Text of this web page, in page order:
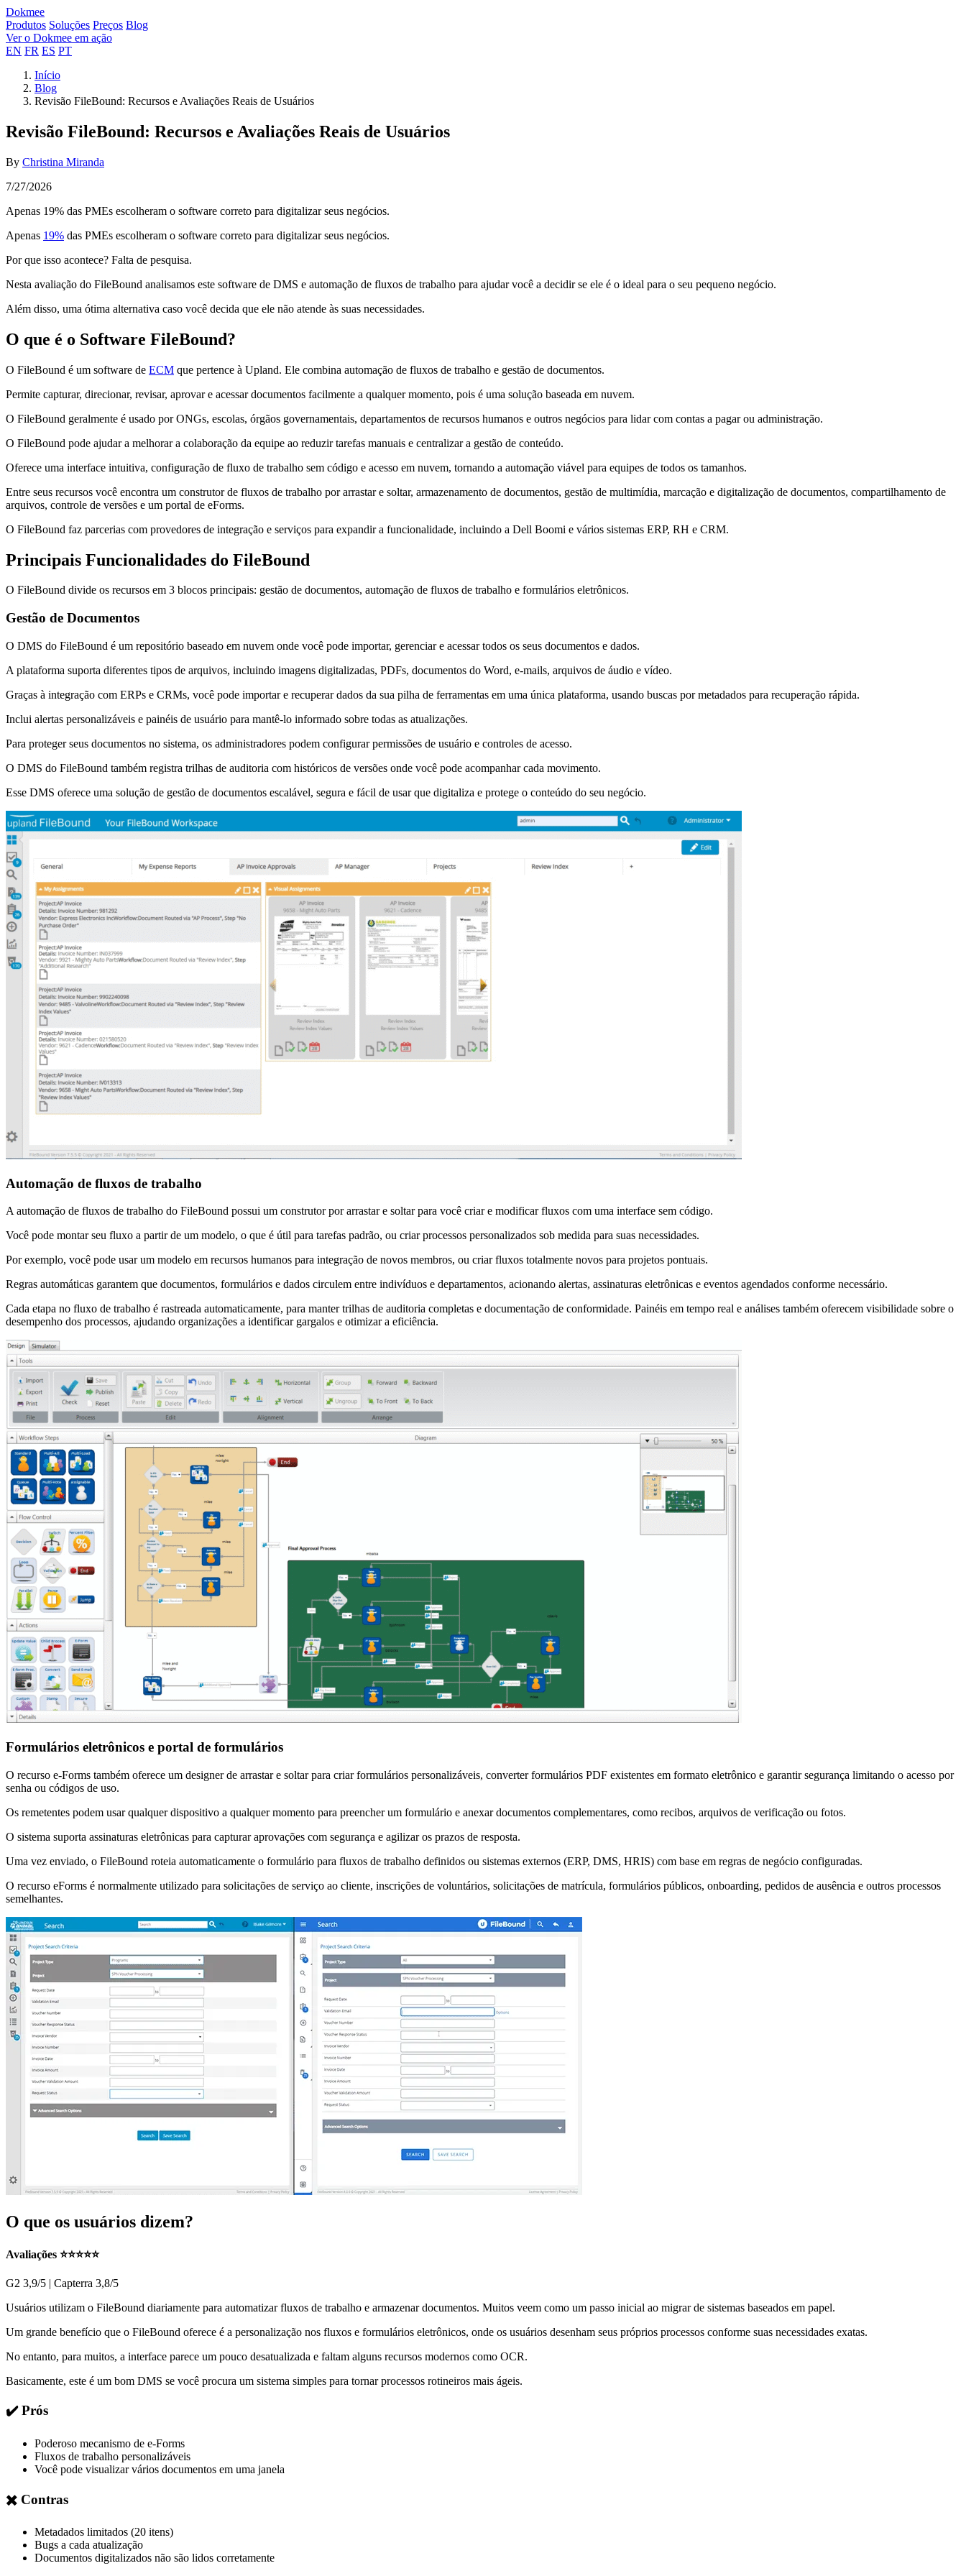
Dokmee
Produtos Soluções Preços Blog
Ver o Dokmee em ação
EN FR ES PT
Início
Blog
Revisão FileBound: Recursos e Avaliações Reais de Usuários
Revisão FileBound: Recursos e Avaliações Reais de Usuários
By Christina Miranda
7/27/2026
Apenas 19% das PMEs escolheram o software correto para digitalizar seus negócios.
Apenas 19% das PMEs escolheram o software correto para digitalizar seus negócios.
Por que isso acontece? Falta de pesquisa.
Nesta avaliação do FileBound analisamos este software de DMS e automação de fluxos de trabalho para ajudar você a decidir se ele é o ideal para o seu pequeno negócio.
Além disso, uma ótima alternativa caso você decida que ele não atende às suas necessidades.
O que é o Software FileBound?
O FileBound é um software de ECM que pertence à Upland. Ele combina automação de fluxos de trabalho e gestão de documentos.
Permite capturar, direcionar, revisar, aprovar e acessar documentos facilmente a qualquer momento, pois é uma solução baseada em nuvem.
O FileBound geralmente é usado por ONGs, escolas, órgãos governamentais, departamentos de recursos humanos e outros negócios para lidar com contas a pagar ou administração.
O FileBound pode ajudar a melhorar a colaboração da equipe ao reduzir tarefas manuais e centralizar a gestão de conteúdo.
Oferece uma interface intuitiva, configuração de fluxo de trabalho sem código e acesso em nuvem, tornando a automação viável para equipes de todos os tamanhos.
Entre seus recursos você encontra um construtor de fluxos de trabalho por arrastar e soltar, armazenamento de documentos, gestão de multimídia, marcação e digitalização de documentos, compartilhamento de
arquivos, controle de versões e um portal de eForms.
O FileBound faz parcerias com provedores de integração e serviços para expandir a funcionalidade, incluindo a Dell Boomi e vários sistemas ERP, RH e CRM.
Principais Funcionalidades do FileBound
O FileBound divide os recursos em 3 blocos principais: gestão de documentos, automação de fluxos de trabalho e formulários eletrônicos.
Gestão de Documentos
O DMS do FileBound é um repositório baseado em nuvem onde você pode importar, gerenciar e acessar todos os seus documentos e dados.
A plataforma suporta diferentes tipos de arquivos, incluindo imagens digitalizadas, PDFs, documentos do Word, e-mails, arquivos de áudio e vídeo.
Graças à integração com ERPs e CRMs, você pode importar e recuperar dados da sua pilha de ferramentas em uma única plataforma, usando buscas por metadados para recuperação rápida.
Inclui alertas personalizáveis e painéis de usuário para mantê-lo informado sobre todas as atualizações.
Para proteger seus documentos no sistema, os administradores podem configurar permissões de usuário e controles de acesso.
O DMS do FileBound também registra trilhas de auditoria com históricos de versões onde você pode acompanhar cada movimento.
Esse DMS oferece uma solução de gestão de documentos escalável, segura e fácil de usar que digitaliza e protege o conteúdo do seu negócio.
Automação de fluxos de trabalho
A automação de fluxos de trabalho do FileBound possui um construtor por arrastar e soltar para você criar e modificar fluxos com uma interface sem código.
Você pode montar seu fluxo a partir de um modelo, o que é útil para tarefas padrão, ou criar processos personalizados sob medida para suas necessidades.
Por exemplo, você pode usar um modelo em recursos humanos para integração de novos membros, ou criar fluxos totalmente novos para projetos pontuais.
Regras automáticas garantem que documentos, formulários e dados circulem entre indivíduos e departamentos, acionando alertas, assinaturas eletrônicas e eventos agendados conforme necessário.
Cada etapa no fluxo de trabalho é rastreada automaticamente, para manter trilhas de auditoria completas e documentação de conformidade. Painéis em tempo real e análises também oferecem visibilidade sobre o
desempenho dos processos, ajudando organizações a identificar gargalos e otimizar a eficiência.
Formulários eletrônicos e portal de formulários
O recurso e-Forms também oferece um designer de arrastar e soltar para criar formulários personalizáveis, converter formulários PDF existentes em formato eletrônico e garantir segurança limitando o acesso por
senha ou códigos de uso.
Os remetentes podem usar qualquer dispositivo a qualquer momento para preencher um formulário e anexar documentos complementares, como recibos, arquivos de verificação ou fotos.
O sistema suporta assinaturas eletrônicas para capturar aprovações com segurança e agilizar os prazos de resposta.
Uma vez enviado, o FileBound roteia automaticamente o formulário para fluxos de trabalho definidos ou sistemas externos (ERP, DMS, HRIS) com base em regras de negócio configuradas.
O recurso eForms é normalmente utilizado para solicitações de serviço ao cliente, inscrições de voluntários, solicitações de matrícula, formulários públicos, onboarding, pedidos de ausência e outros processos
semelhantes.
O que os usuários dizem?
Avaliações ⭐⭐⭐⭐⭐
G2 3,9/5 | Capterra 3,8/5
Usuários utilizam o FileBound diariamente para automatizar fluxos de trabalho e armazenar documentos. Muitos veem como um passo inicial ao migrar de sistemas baseados em papel.
Um grande benefício que o FileBound oferece é a personalização nos fluxos e formulários eletrônicos, onde os usuários desenham seus próprios processos conforme suas necessidades exatas.
No entanto, para muitos, a interface parece um pouco desatualizada e faltam alguns recursos modernos como OCR.
Basicamente, este é um bom DMS se você procura um sistema simples para tornar processos rotineiros mais ágeis.
✔️ Prós
Poderoso mecanismo de e-Forms
Fluxos de trabalho personalizáveis
Você pode visualizar vários documentos em uma janela
✖️ Contras
Metadados limitados (20 itens)
Bugs a cada atualização
Documentos digitalizados não são lidos corretamente